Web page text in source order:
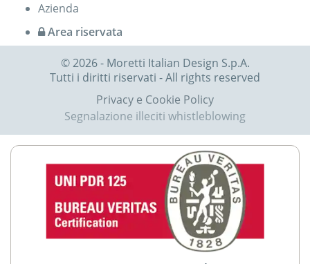
Azienda
Area riservata
© 2026 - Moretti Italian Design S.p.A.
Tutti i diritti riservati - All rights reserved
Privacy e Cookie Policy
Segnalazione illeciti whistleblowing